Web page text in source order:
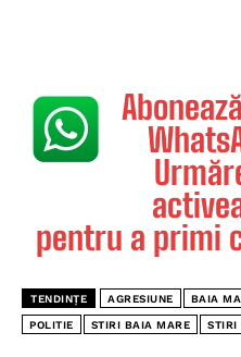
pentru a primi
TENDINȚE AGRESIUNE BAIA
POLITIE STIRI BAIA MARE STIRI